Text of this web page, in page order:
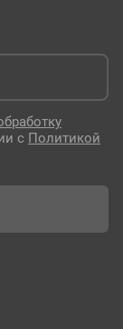
с Политикой